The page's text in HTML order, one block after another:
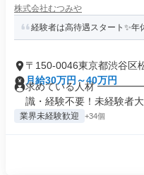
株式会社むつみや
経験者は高待遇スタート✨
〒150-0046東京都渋谷区
月給30万円～40万円
求めている人材
識・経験不要！未経験者大
業界未経験歓迎 +34個